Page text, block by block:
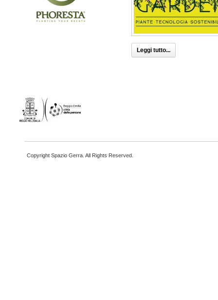
Leggi tutto...
Copyright Spazio Gerra. All Rights Reserved.